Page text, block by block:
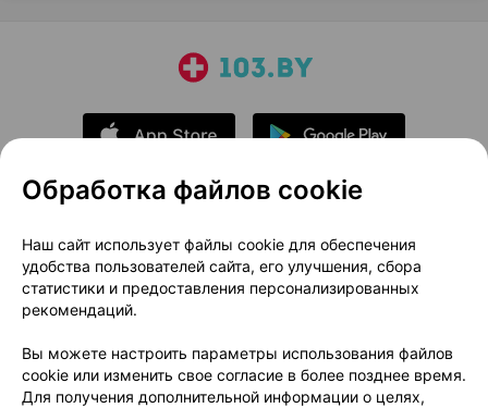
О проекте
Новости проекта
Размещение рекламы
Медицинский маркетинг
Публичный договор
Доставка
Способы оплаты
Вакансии
Партнеры
Написать руководителю 103.by
Обработка файлов cookie
Наш сайт использует файлы cookie для обеспечения
удобства пользователей сайта, его улучшения, сбора
статистики и предоставления персонализированных
рекомендаций.
Вы можете настроить параметры использования файлов
cookie или изменить свое согласие в более позднее время.
Для получения дополнительной информации о целях,